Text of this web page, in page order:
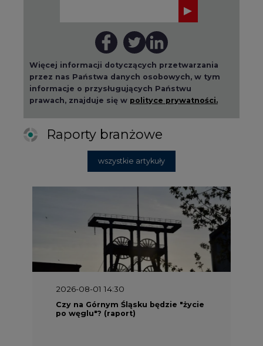
Więcej informacji dotyczących przetwarzania
przez nas Państwa danych osobowych, w tym
informacje o przysługujących Państwu
prawach, znajduje się w polityce prywatności.
Raporty branżowe
wszystkie artykuły
2026-08-01 14:30
Czy na Górnym Śląsku będzie "życie
po węglu"? (raport)